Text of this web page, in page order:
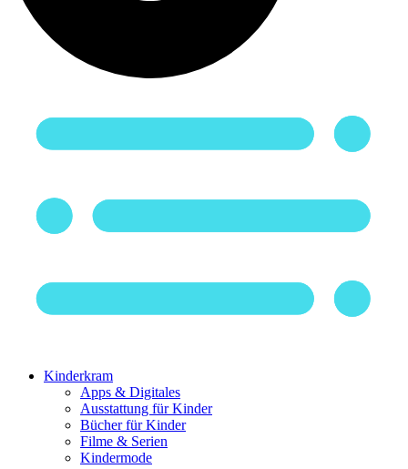
Kinderkram
Apps & Digitales
Ausstattung für Kinder
Bücher für Kinder
Filme & Serien
Kindermode